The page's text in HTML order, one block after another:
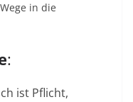
in die
:
ist Pflicht,